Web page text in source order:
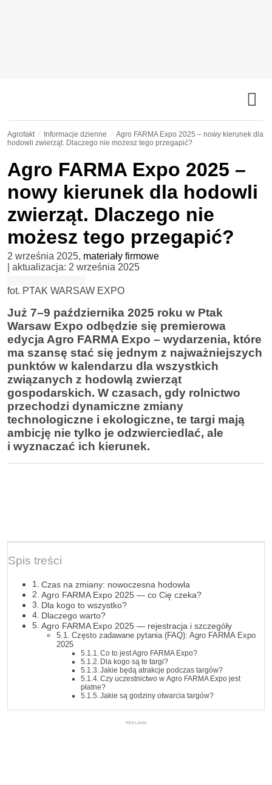
Agrofakt Informacje dzienne
Agro FARMA Expo 2025 – nowy kierunek dla
hodowli zwierząt. Dlaczego nie możesz tego przegapić?
Agro FARMA Expo 2025 –
nowy kierunek dla hodowli
zwierząt. Dlaczego nie
możesz tego przegapić?
2 września 2025, materiały firmowe
| aktualizacja: 2 września 2025
fot. PTAK WARSAW EXPO
Już 7–9 października 2025 roku w Ptak
Warsaw Expo odbędzie się premierowa
edycja Agro FARMA Expo – wydarzenia, które
ma szansę stać się jednym z najważniejszych
punktów w kalendarzu dla wszystkich
związanych z hodowlą zwierząt
gospodarskich. W czasach, gdy rolnictwo
przechodzi dynamiczne zmiany
technologiczne i ekologiczne, te targi mają
ambicję nie tylko je odzwierciedlać, ale
i wyznaczać ich kierunek.
Spis treści
Czas na zmiany: nowoczesna hodowla
Agro FARMA Expo 2025 — co Cię czeka?
Dla kogo to wszystko?
Dlaczego warto?
Agro FARMA Expo 2025 — rejestracja i szczegóły
Często zadawane pytania (FAQ): Agro FARMA Expo
2025
Co to jest Agro FARMA Expo?
Dla kogo są te targi?
Jakie będą atrakcje podczas targów?
Czy uczestnictwo w Agro FARMA Expo jest
płatne?
Jakie są godziny otwarcia targów?
REKLAMA